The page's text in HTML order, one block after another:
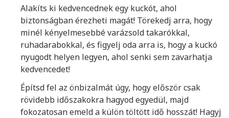
Alakíts ki kedvencednek egy kuckót, ahol
biztonságban érezheti magát! Törekedj arra, hogy
minél kényelmesebbé varázsold takarókkal,
ruhadarabokkal, és figyelj oda arra is, hogy a kuckó
nyugodt helyen legyen, ahol senki sem zavarhatja
kedvencedet!
Építsd fel az önbizalmát úgy, hogy először csak
rövidebb időszakokra hagyod egyedül, majd
fokozatosan emeld a külön töltött idő hosszát! Hagyj